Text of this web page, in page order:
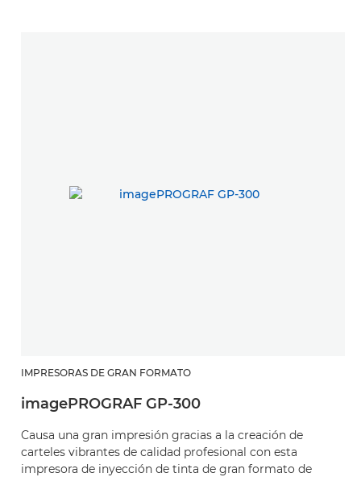
IMPRESORAS DE GRAN FORMATO
imagePROGRAF GP-300
Causa una gran impresión gracias a la creación de
carteles vibrantes de calidad profesional con esta
impresora de inyección de tinta de gran formato de